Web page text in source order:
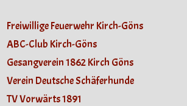
Freiwillige Feuerwehr Kirch-Göns
ABC-Club Kirch-Göns
Gesangverein 1862 Kirch Göns
Verein Deutsche Schäferhunde
TV Vorwärts 1891